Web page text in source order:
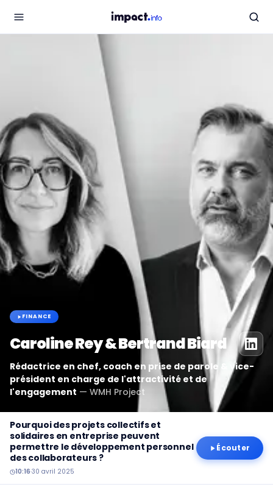
FINANCE
Caroline Rey & Bertrand Biard
Rédactrice en chef, coach en prise de parole & vice-
président en charge de l'attractivité et de
l'engagement — WMH Project
Pourquoi des projets collectifs et
solidaires en entreprise peuvent
permettre le développement personnel
des collaborateurs ?
10:16·30 avril 2025
Écouter